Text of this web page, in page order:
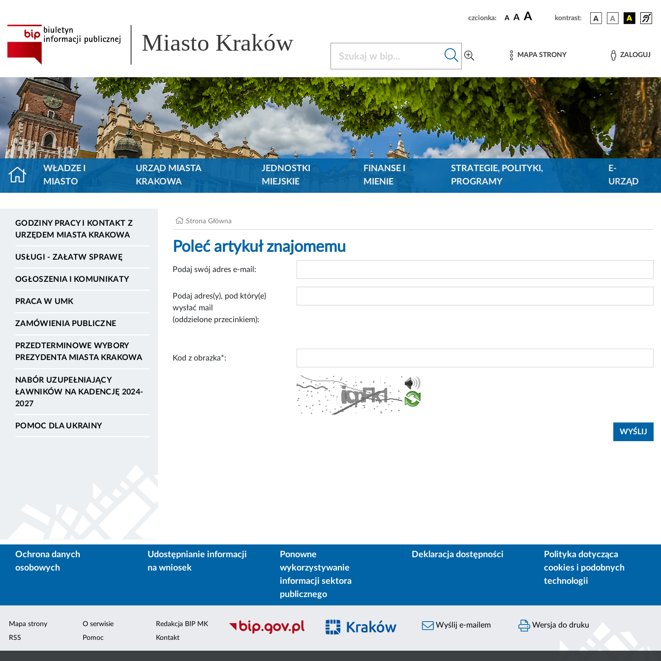
czcionka: A A A kontrast:
Miasto Kraków MAPA STRONY ZALOGUJ
WŁADZE I
MIASTO
URZĄD MIASTA
KRAKOWA
JEDNOSTKI
MIEJSKIE
FINANSE I
MIENIE
STRATEGIE, POLITYKI,
PROGRAMY
E-
URZĄD
GODZINY PRACY I KONTAKT Z
URZĘDEM MIASTA KRAKOWA
USŁUGI - ZAŁATW SPRAWĘ
OGŁOSZENIA I KOMUNIKATY
PRACA W UMK
ZAMÓWIENIA PUBLICZNE
PRZEDTERMINOWE WYBORY
PREZYDENTA MIASTA KRAKOWA
NABÓR UZUPEŁNIAJĄCY
ŁAWNIKÓW NA KADENCJĘ 2024-
2027
POMOC DLA UKRAINY
Strona Główna
Poleć artykuł znajomemu
Podaj swój adres e-mail:
Podaj adres(y), pod który(e)
wysłać mail
(oddzielone przecinkiem):
Kod z obrazka*:
Ochrona danych
osobowych
Udostępnianie informacji
na wniosek
Ponowne
wykorzystywanie
informacji sektora
publicznego
Deklaracja dostępności
Polityka dotycząca
cookies i podobnych
technologii
Mapa strony
RSS
O serwisie
Pomoc
Redakcja BIP MK
Kontakt
Wyślij e-mailem Wersja do druku